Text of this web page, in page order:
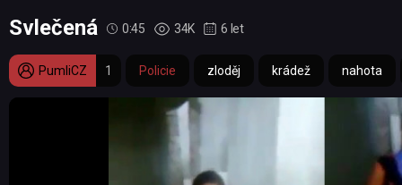
Svlečená 0:45 34K 6 let
PumliCZ 1 Policie zloděj krádež nahota